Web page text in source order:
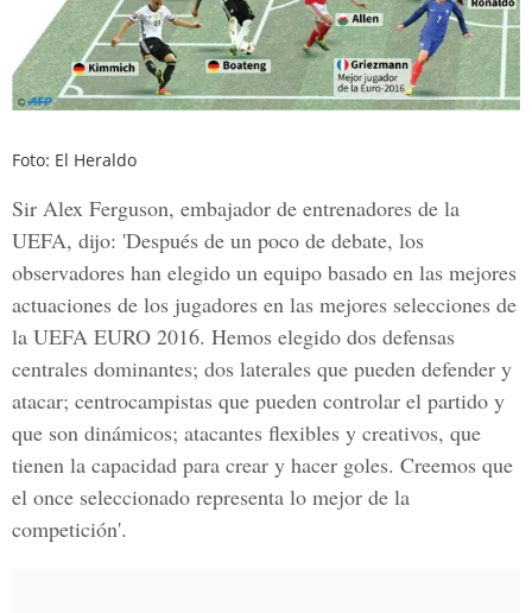
Foto: El Heraldo
Sir Alex Ferguson, embajador de entrenadores de la
UEFA, dijo: 'Después de un poco de debate, los
observadores han elegido un equipo basado en las mejores
actuaciones de los jugadores en las mejores selecciones de
la UEFA EURO 2016. Hemos elegido dos defensas
centrales dominantes; dos laterales que pueden defender y
atacar; centrocampistas que pueden controlar el partido y
que son dinámicos; atacantes flexibles y creativos, que
tienen la capacidad para crear y hacer goles. Creemos que
el once seleccionado representa lo mejor de la
competición'.